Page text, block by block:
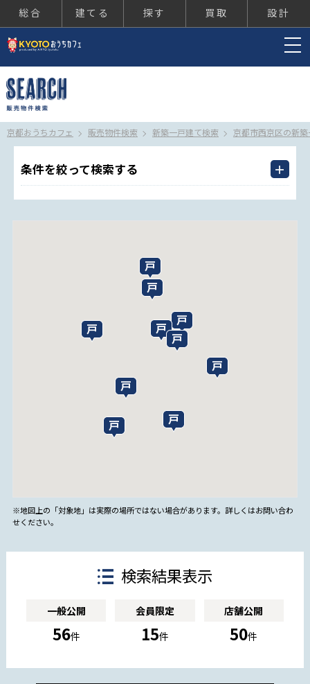
総合 建てる 探す 買取 設計
京都おうちカフェ 販売物件検索 新築一戸建て検索 京都市西京区の新
条件を絞って検索する
※地図上の「対象地」は実際の場所ではない場合があります。詳しくはお問い合わ
せください。
検索結果表示
一般公開
56件
会員限定
15件
店舗公開
50件